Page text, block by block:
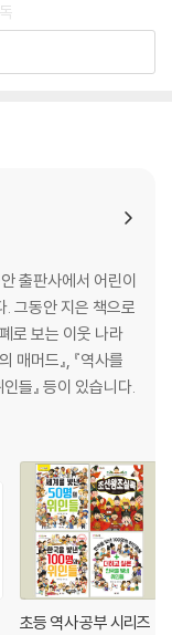
출판사에서 어린이
. 그동안 지은 책으로
폐로 보는 이웃 나라
매머드』, 『역사를
들』 등이 있습니다.
초등 역사 공부 시리즈